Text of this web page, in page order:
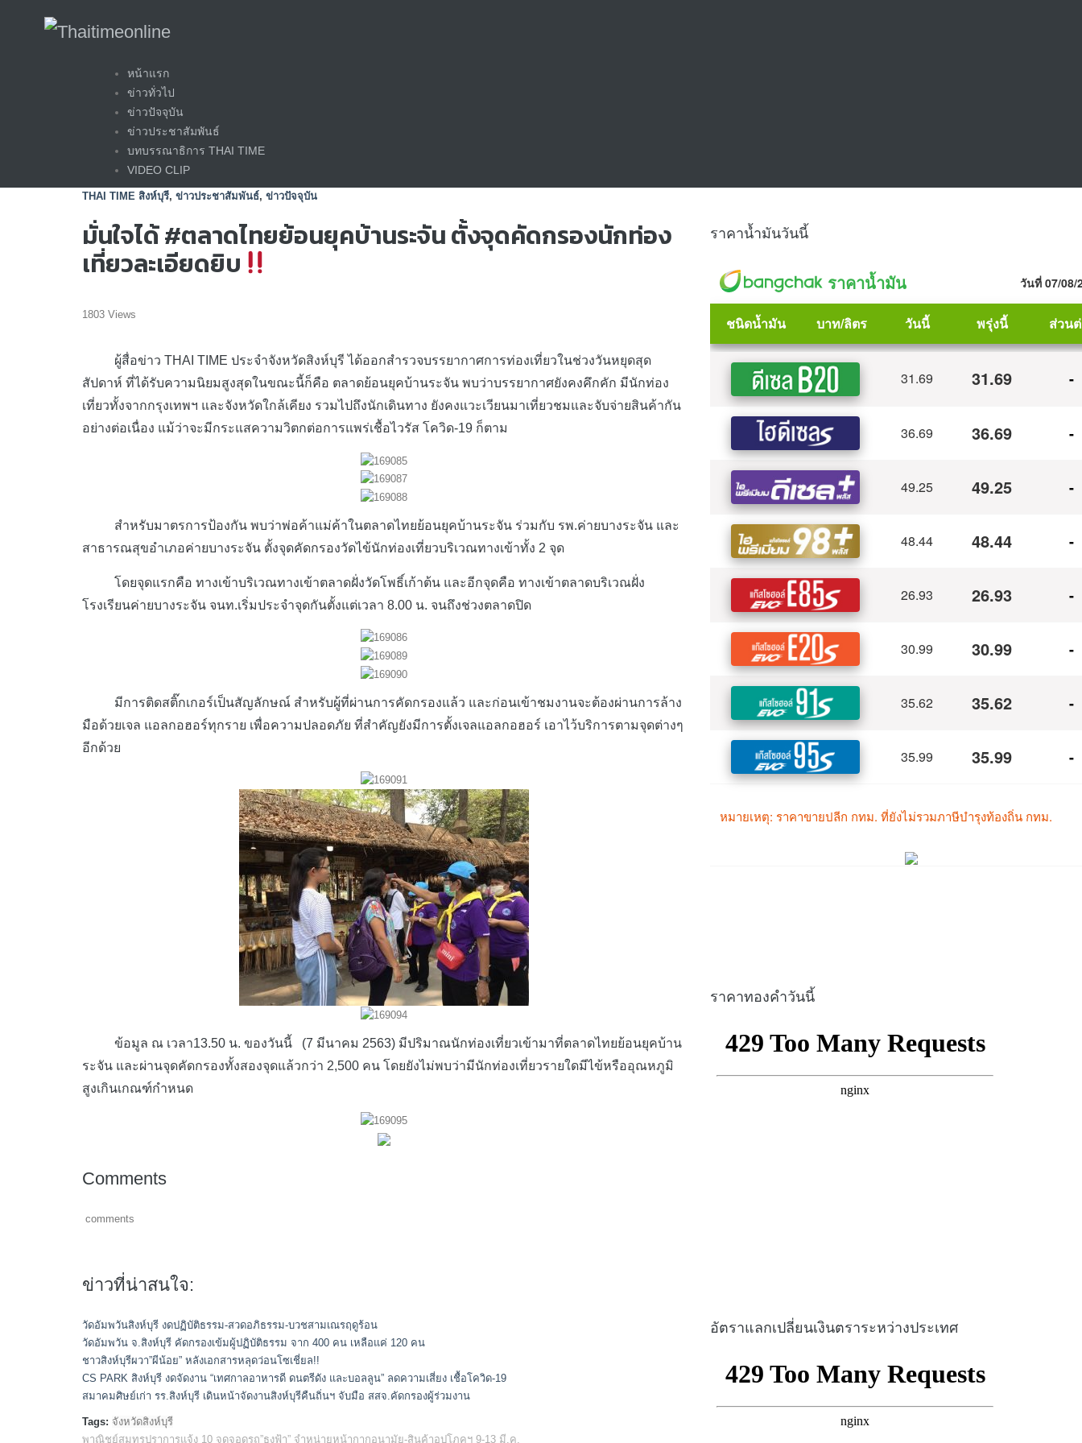
content
หน้าแรก
ข่าวทั่วไป
ข่าวปัจจุบัน
ข่าวประชาสัมพันธ์
บทบรรณาธิการ THAI TIME
VIDEO CLIP
THAI TIME สิงห์บุรี, ข่าวประชาสัมพันธ์, ข่าวปัจจุบัน
มั่นใจได้ #ตลาดไทยย้อนยุคบ้านระจัน ตั้งจุดคัดกรองนักท่อง
เที่ยวละเอียดยิบ
1803 Views
ผู้สื่อข่าว THAI TIME ประจำจังหวัดสิงห์บุรี ได้ออกสำรวจบรรยากาศการท่องเที่ยวในช่วงวันหยุดสุด
สัปดาห์ ที่ได้รับความนิยมสูงสุดในขณะนี้ก็คือ ตลาดย้อนยุคบ้านระจัน พบว่าบรรยากาศยังคงคึกคัก มีนักท่อง
เที่ยวทั้งจากกรุงเทพฯ และจังหวัดใกล้เคียง รวมไปถึงนักเดินทาง ยังคงแวะเวียนมาเที่ยวชมและจับจ่ายสินค้ากัน
อย่างต่อเนื่อง แม้ว่าจะมีกระแสความวิตกต่อการแพร่เชื้อไวรัส โควิด-19 ก็ตาม
สำหรับมาตรการป้องกัน พบว่าพ่อค้าแม่ค้าในตลาดไทยย้อนยุคบ้านระจัน ร่วมกับ รพ.ค่ายบางระจัน และ
สาธารณสุขอำเภอค่ายบางระจัน ตั้งจุดคัดกรองวัดไข้นักท่องเที่ยวบริเวณทางเข้าทั้ง 2 จุด
โดยจุดแรกคือ ทางเข้าบริเวณทางเข้าตลาดฝั่งวัดโพธิ์เก้าต้น และอีกจุดคือ ทางเข้าตลาดบริเวณฝั่ง
โรงเรียนค่ายบางระจัน จนท.เริ่มประจำจุดกันตั้งแต่เวลา 8.00 น. จนถึงช่วงตลาดปิด
มีการติดสติ๊กเกอร์เป็นสัญลักษณ์ สำหรับผู้ที่ผ่านการคัดกรองแล้ว และก่อนเข้าชมงานจะต้องผ่านการล้าง
มือด้วยเจล แอลกอฮอร์ทุกราย เพื่อความปลอดภัย ที่สำคัญยังมีการตั้งเจลแอลกอฮอร์ เอาไว้บริการตามจุดต่างๆ
อีกด้วย
ข้อมูล ณ เวลา13.50 น. ของวันนี้ (7 มีนาคม 2563) มีปริมาณนักท่องเที่ยวเข้ามาที่ตลาดไทยย้อนยุคบ้าน
ระจัน และผ่านจุดคัดกรองทั้งสองจุดแล้วกว่า 2,500 คน โดยยังไม่พบว่ามีนักท่องเที่ยวรายใดมีไข้หรืออุณหภูมิ
สูงเกินเกณฑ์กำหนด
Comments
comments
ข่าวที่น่าสนใจ:
วัดอัมพวันสิงห์บุรี งดปฏิบัติธรรม-สวดอภิธรรม-บวชสามเณรฤดูร้อน
วัดอัมพวัน จ.สิงห์บุรี คัดกรองเข้มผู้ปฏิบัติธรรม จาก 400 คน เหลือแค่ 120 คน
ชาวสิงห์บุรีผวา”ผีน้อย” หลังเอกสารหลุดว่อนโซเชี่ยล!!
CS PARK สิงห์บุรี งดจัดงาน “เทศกาลอาหารดี ดนตรีดัง และบอลลูน” ลดความเสี่ยง เชื้อโควิด-19
สมาคมศิษย์เก่า รร.สิงห์บุรี เดินหน้าจัดงานสิงห์บุรีคืนถิ่นฯ จับมือ สสจ.คัดกรองผู้ร่วมงาน
Tags: จังหวัดสิงห์บุรี
พาณิชย์สมุทรปราการแจ้ง 10 จุดจอดรถ”ธงฟ้า” จำหน่ายหน้ากากอนามัย-สินค้าอุปโภคฯ 9-13 มี.ค.
ราคาน้ำมันวันนี้
ราคาทองคำวันนี้
อัตราแลกเปลี่ยนเงินตราระหว่างประเทศ